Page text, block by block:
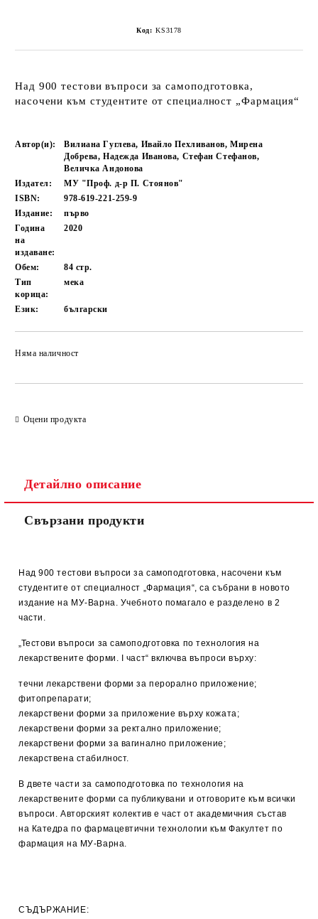
Код: KS3178
Над 900 тестови въпроси за самоподготовка,
насочени към студентите от специалност „Фармация“
Автор(и):
Вилиана Гуглева, Ивайло Пехливанов, Мирена
Добрева, Надежда Иванова, Стефан Стефанов,
Величка Андонова
Издател:
МУ "Проф. д-р П. Стоянов"
ISBN:
978-619-221-259-9
Издание:
първо
Година
на
издаване:
2020
Обем: 84 стр.
Тип
корица:
мека
Език: български
Няма наличност
Оцени продукта
Детайлно описание
Свързани продукти
Над 900 тестови въпроси за самоподготовка, насочени към
студентите от специалност „Фармация“, са събрани в новото
издание на МУ-Варна. Учебното помагало е разделено в 2
части.
„Тестови въпроси за самоподготовка по технология на
лекарствените форми. I част“ включва въпроси върху:
течни лекарствени форми за перорално приложение;
фитопрепарати;
лекарствени форми за приложение върху кожата;
лекарствени форми за ректално приложение;
лекарствени форми за вагинално приложение;
лекарствена стабилност.
В двете части за самоподготовка по технология на
лекарствените форми са публикувани и отговорите към всички
въпроси. Авторският колектив е част от академичния състав
на Катедра по фармацевтични технологии към Факултет по
фармация на МУ-Варна.
СЪДЪРЖАНИЕ: